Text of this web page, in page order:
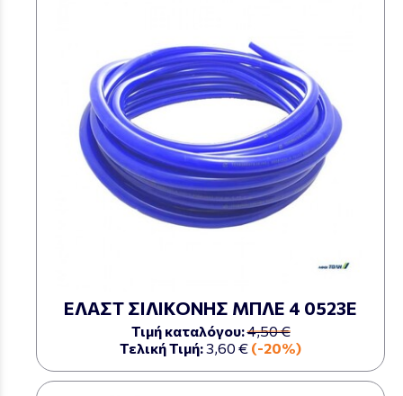
ΕΛΑΣΤ ΣΙΛΙΚΟΝΗΣ ΜΠΛΕ 4 0523Ε
Τιμή καταλόγου:4,50 €
Τελική Τιμή:3,60 € (-20%)